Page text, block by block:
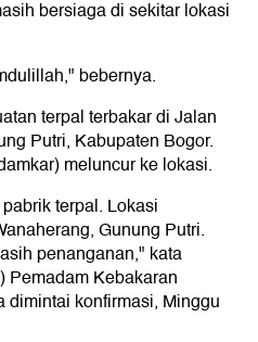
bersiaga di sekitar lokasi
bebernya.
terpal terbakar di Jalan
Putri, Kabupaten Bogor.
meluncur ke lokasi.
terpal. Lokasi
Gunung Putri.
penanganan," kata
Pemadam Kebakaran
konfirmasi, Minggu